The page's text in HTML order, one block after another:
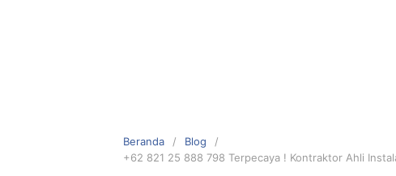
Beranda
Blog
+62 821 25 888 798 Terpecaya ! Kontraktor Ahli